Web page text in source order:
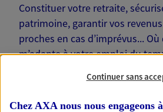
Constituer votre retraite,
patrimoine, garantir vos
proches en cas d’imprévus...
m’adapte à votre emploi du
travail… Je suis là pour
Continuer sans
Chez AXA nous nous engageons